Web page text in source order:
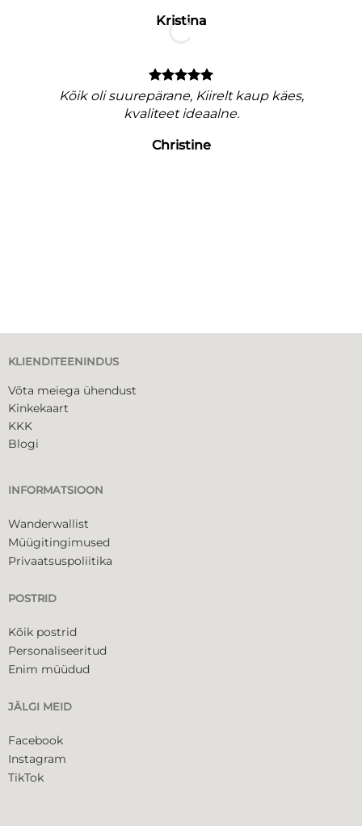
Kristina
Kõik oli suurepärane, Kiirelt kaup käes,
kvaliteet ideaalne.
Christine
KLIENDITEENINDUS
Võta meiega ühendust
Kinkekaart
KKK
Blogi
INFORMATSIOON
Wanderwallist
Müügitingimused
Privaatsuspoliitika
POSTRID
Kõik postrid
Personaliseeritud
Enim müüdud
JÄLGI MEID
Facebook
Instagram
TikTok